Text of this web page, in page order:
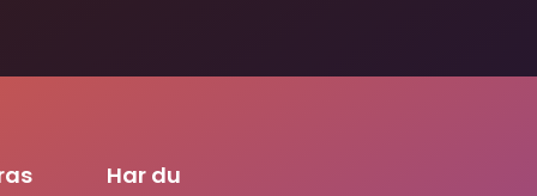
Har du